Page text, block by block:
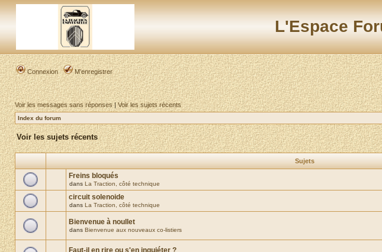
L'Espace
Connexion M’enregistrer
Voir les messages sans réponses|Voir les sujets récents
Index du forum
Voir les sujets récents
Sujets
Freins bloqués
dans La Traction, côté technique
circuit solenoide
dans La Traction, côté technique
Bienvenue à noullet
dans Bienvenue aux nouveaux co-listiers
Faut-il en rire ou s'en inquiéter ?